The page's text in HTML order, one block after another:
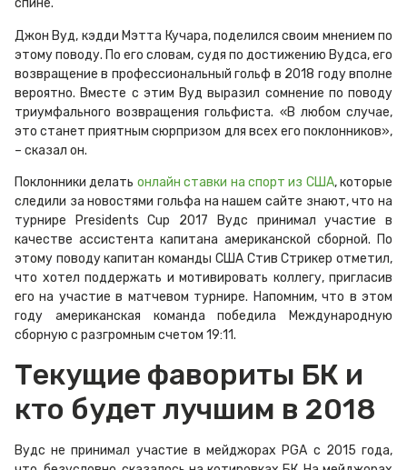
спине.
Джон Вуд, кэдди Мэтта Кучара, поделился своим мнением по
этому поводу. По его словам, судя по достижению Вудса, его
возвращение в профессиональный гольф в 2018 году вполне
вероятно. Вместе с этим Вуд выразил сомнение по поводу
триумфального возвращения гольфиста. «В любом случае,
это станет приятным сюрпризом для всех его поклонников»,
– сказал он.
Поклонники делать онлайн ставки на спорт из США, которые
следили за новостями гольфа на нашем сайте знают, что на
турнире Presidents Cup 2017 Вудс принимал участие в
качестве ассистента капитана американской сборной. По
этому поводу капитан команды США Стив Стрикер отметил,
что хотел поддержать и мотивировать коллегу, пригласив
его на участие в матчевом турнире. Напомним, что в этом
году американская команда победила Международную
сборную с разгромным счетом 19:11.
Текущие фавориты БК и
кто будет лучшим в 2018
Вудс не принимал участие в мейджорах PGA с 2015 года,